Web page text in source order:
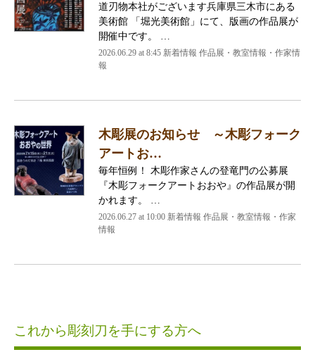
道刃物本社がございます兵庫県三木市にある
美術館 「堀光美術館」にて、版画の作品展が
開催中です。 …
2026.06.29 at 8:45 新着情報 作品展・教室情報・作家情
報
木彫展のお知らせ ～木彫フォーク
アートお…
毎年恒例！ 木彫作家さんの登竜門の公募展
『木彫フォークアートおおや』の作品展が開
かれます。 …
2026.06.27 at 10:00 新着情報 作品展・教室情報・作家
情報
これから彫刻刀を手にする方へ